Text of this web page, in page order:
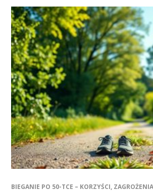
BIEGANIE PO 50-TCE – KORZYŚCI,